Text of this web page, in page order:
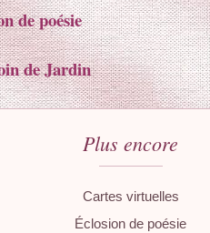
de poésie
de Jardin
Plus encore
Cartes virtuelles
Éclosion de poésie